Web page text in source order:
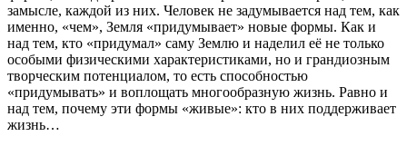
замысле, каждой из них. Человек не задумывается над тем, как
именно, «чем», Земля «придумывает» новые формы. Как и
над тем, кто «придумал» саму Землю и наделил её не только
особыми физическими характеристиками, но и грандиозным
творческим потенциалом, то есть способностью
«придумывать» и воплощать многообразную жизнь. Равно и
над тем, почему эти формы «живые»: кто в них поддерживает
жизнь…